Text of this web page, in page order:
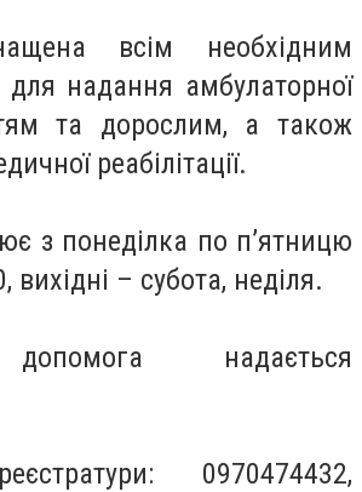
всім необхідним
надання амбулаторної
та дорослим, а також
реабілітації.
з понеділка по п’ятницю
вихідні – субота, неділя.
надається
0970474432,